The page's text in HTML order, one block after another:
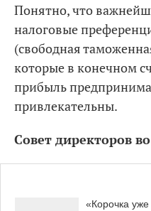
Понятно, что
налоговые
(свободная
которые в конечном
прибыль
привлекательны.
Совет директоров
«Корочка